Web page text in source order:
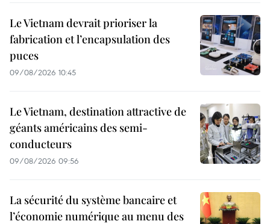
Le Vietnam devrait prioriser la
fabrication et l’encapsulation des
puces
09/08/2026 10:45
Le Vietnam, destination attractive de
géants américains des semi-
conducteurs
09/08/2026 09:56
La sécurité du système bancaire et
l’économie numérique au menu des